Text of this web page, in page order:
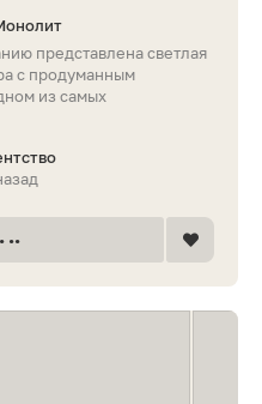
представлена светлая
с продуманным
из самых
••